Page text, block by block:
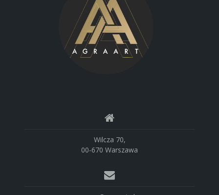
Wilcza 70,
00-670 Warszawa